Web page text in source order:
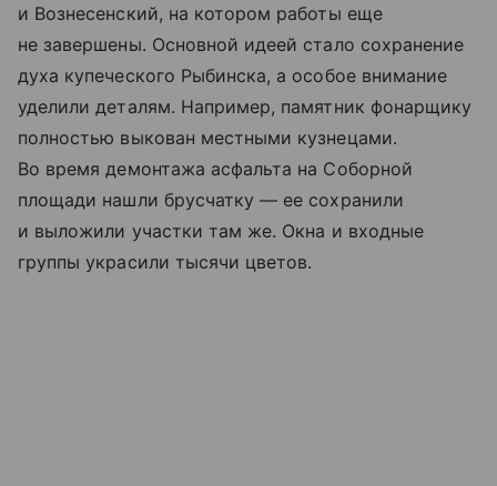
и Вознесенский, на котором работы еще
не завершены. Основной идеей стало сохранение
духа купеческого Рыбинска, а особое внимание
уделили деталям. Например, памятник фонарщику
полностью выкован местными кузнецами.
Во время демонтажа асфальта на Соборной
площади нашли брусчатку — ее сохранили
и выложили участки там же. Окна и входные
группы украсили тысячи цветов.